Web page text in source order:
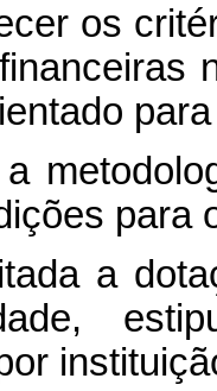
os
para
a